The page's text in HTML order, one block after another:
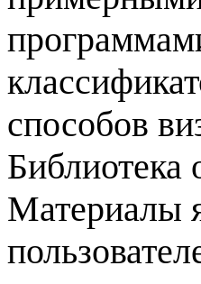
способов
Библиотека
Материалы